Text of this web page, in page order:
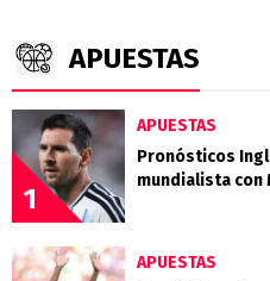
APUESTAS
1
APUESTAS
Pronósticos
mundialista con
APUESTAS